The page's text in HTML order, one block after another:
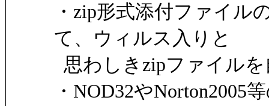
・zip形式添付ファイル
て、ウィルス入りと
思わしきzipファイル
・NOD32や